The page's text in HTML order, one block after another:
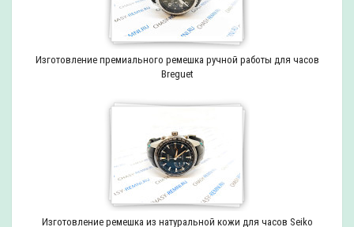
Изготовление премиального ремешка ручной работы для часов
Breguet
Изготовление ремешка из натуральной кожи для часов Seiko